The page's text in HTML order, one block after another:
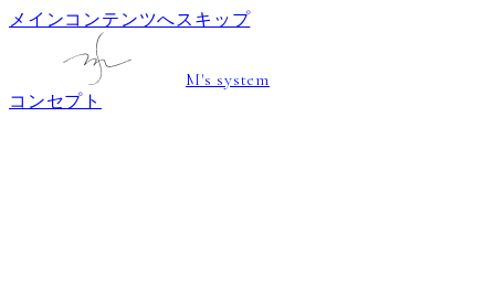
メインコンテンツへスキップ
M's system
コンセプト